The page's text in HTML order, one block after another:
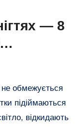
— 8
не обмежується
підіймаються
відкидають